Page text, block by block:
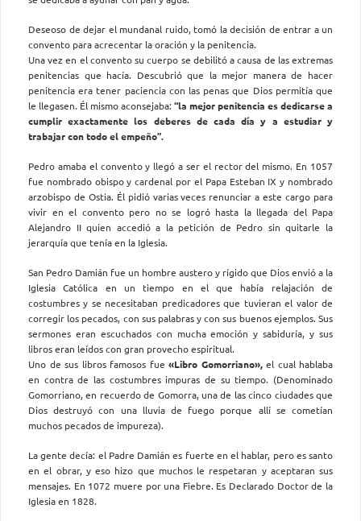
Deseoso de dejar el mundanal ruido, tomó la decisión de entrar a un
convento para acrecentar la oración y la penitencia.
Una vez en el convento su cuerpo se debilitó a causa de las extremas
penitencias que hacía. Descubrió que la mejor manera de hacer
penitencia era tener paciencia con las penas que Dios permitía que
le llegasen. Él mismo aconsejaba:“la mejor penitencia es dedicarse a
cumplir exactamente los deberes de cada día y a estudiar y
trabajar con todo el empeño”.
Pedro amaba el convento y llegó a ser el rector del mismo. En 1057
fue nombrado obispo y cardenal por el Papa Esteban IX y nombrado
arzobispo de Ostia. Él pidió varias veces renunciar a este cargo para
vivir en el convento pero no se logró hasta la llegada del Papa
Alejandro II quien accedió a la petición de Pedro sin quitarle la
jerarquía que tenía en la Iglesia.
San Pedro Damián fue un hombre austero y rígido que Dios envió a la
Iglesia Católica en un tiempo en el que había relajación de
costumbres y se necesitaban predicadores que tuvieran el valor de
corregir los pecados, con sus palabras y con sus buenos ejemplos. Sus
sermones eran escuchados con mucha emoción y sabiduría, y sus
libros eran leídos con gran provecho espiritual.
Uno de sus libros famosos fue «Libro Gomorriano»,el cual hablaba
en contra de las costumbres impuras de su tiempo. (Denominado
Gomorriano, en recuerdo de Gomorra, una de las cinco ciudades que
Dios destruyó con una lluvia de fuego porque allí se cometían
muchos pecados de impureza).
La gente decía: el Padre Damián es fuerte en el hablar, pero es santo
en el obrar, y eso hizo que muchos le respetaran y aceptaran sus
mensajes. En 1072 muere por una Fiebre. Es Declarado Doctor de la
Iglesia en 1828.